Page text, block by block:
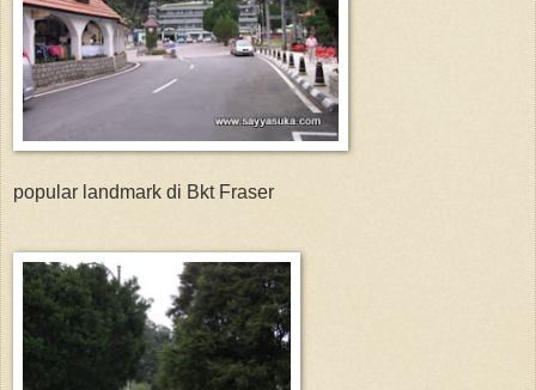
popular landmark di Bkt Fraser